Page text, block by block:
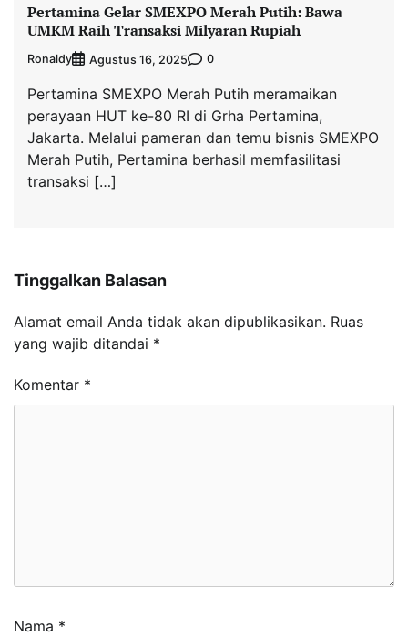
Pertamina Gelar SMEXPO Merah Putih: Bawa
UMKM Raih Transaksi Milyaran Rupiah
Ronaldy Agustus 16, 2025 0
Pertamina SMEXPO Merah Putih meramaikan
perayaan HUT ke-80 RI di Grha Pertamina,
Jakarta. Melalui pameran dan temu bisnis SMEXPO
Merah Putih, Pertamina berhasil memfasilitasi
transaksi […]
Tinggalkan Balasan
Alamat email Anda tidak akan dipublikasikan. Ruas
yang wajib ditandai *
Komentar *
Nama *